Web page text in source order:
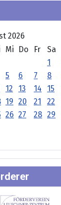
2026
Mi Do Fr Sa
1
5 6 7 8
12 13 14 15
19 20 21 22
26 27 28 29